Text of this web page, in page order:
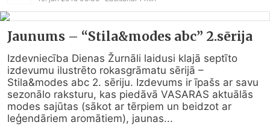
Jaunums – “Stila&modes abc” 2.sērija
Izdevniecība Dienas Žurnāli laidusi klajā septīto
izdevumu ilustrēto rokasgrāmatu sērijā –
Stila&modes abc 2. sēriju. Izdevums ir īpašs ar savu
sezonālo raksturu, kas piedāvā VASARAS aktuālās
modes sajūtas (sākot ar tērpiem un beidzot ar
leģendāriem aromātiem), jaunas...